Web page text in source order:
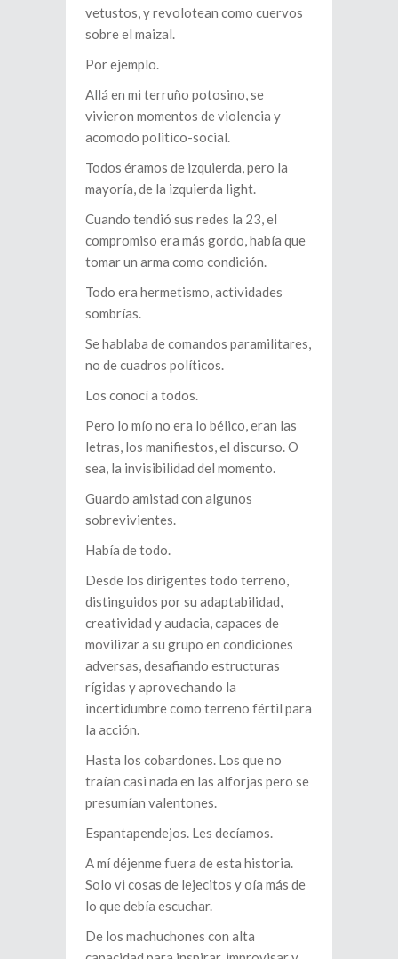
vetustos, y revolotean como cuervos
sobre el maizal.
Por ejemplo.
Allá en mi terruño potosino, se
vivieron momentos de violencia y
acomodo politico-social.
Todos éramos de izquierda, pero la
mayoría, de la izquierda light.
Cuando tendió sus redes la 23, el
compromiso era más gordo, había que
tomar un arma como condición.
Todo era hermetismo, actividades
sombrías.
Se hablaba de comandos paramilitares,
no de cuadros políticos.
Los conocí a todos.
Pero lo mío no era lo bélico, eran las
letras, los manifiestos, el discurso. O
sea, la invisibilidad del momento.
Guardo amistad con algunos
sobrevivientes.
Había de todo.
Desde los dirigentes todo terreno,
distinguidos por su adaptabilidad,
creatividad y audacia, capaces de
movilizar a su grupo en condiciones
adversas, desafiando estructuras
rígidas y aprovechando la
incertidumbre como terreno fértil para
la acción.
Hasta los cobardones. Los que no
traían casi nada en las alforjas pero se
presumían valentones.
Espantapendejos. Les decíamos.
A mí déjenme fuera de esta historia.
Solo vi cosas de lejecitos y oía más de
lo que debía escuchar.
De los machuchones con alta